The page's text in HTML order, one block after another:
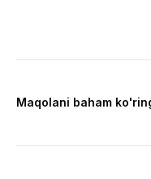
Maqolani baham